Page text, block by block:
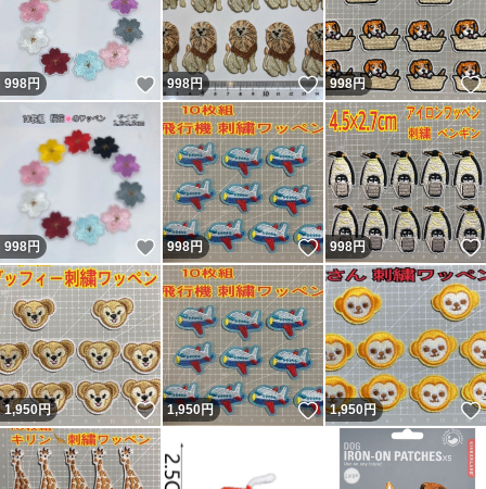
998円 いいね！
998円 いいね！
998円
998円 いいね！
998円 いいね！
998円
1,950円 いいね！
1,950円 いいね！
1,950円